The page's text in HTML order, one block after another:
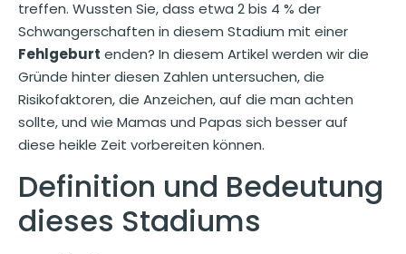
treffen. Wussten Sie, dass etwa 2 bis 4 % der
Schwangerschaften in diesem Stadium mit einer
Fehlgeburt enden? In diesem Artikel werden wir die
Gründe hinter diesen Zahlen untersuchen, die
Risikofaktoren, die Anzeichen, auf die man achten
sollte, und wie Mamas und Papas sich besser auf
diese heikle Zeit vorbereiten können.
Definition und Bedeutung
dieses Stadiums